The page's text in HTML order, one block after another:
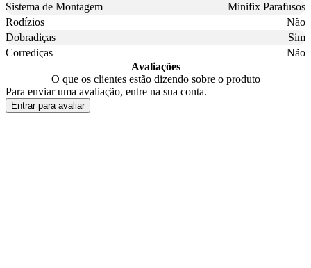
Sistema de Montagem
Minifix Parafusos
Rodízios
Não
Dobradiças
Sim
Corrediças
Não
Avaliações
O que os clientes estão dizendo sobre o produto
Para enviar uma avaliação, entre na sua conta.
Entrar para avaliar